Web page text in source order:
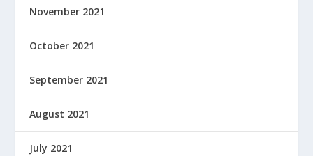
November 2021
October 2021
September 2021
August 2021
July 2021